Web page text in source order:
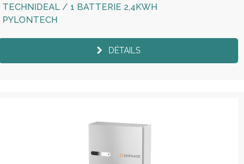
TECHNIDEAL / 1 BATTERIE 2,4KWH
PYLONTECH
DÉTAILS